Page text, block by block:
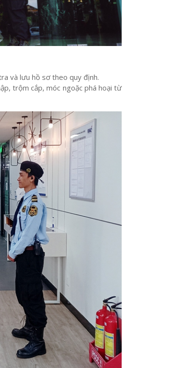
và lưu hồ sơ theo quy định.
trộm cắp, móc ngoặc phá hoại từ